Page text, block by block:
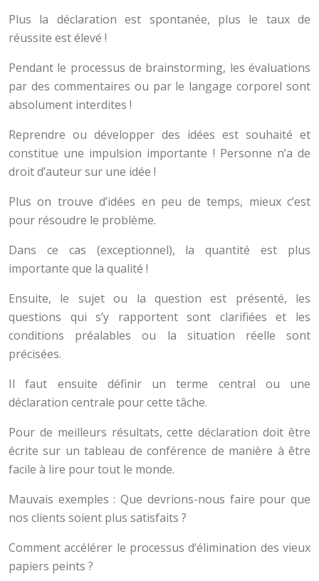
Plus la déclaration est spontanée, plus le taux de
réussite est élevé !
Pendant le processus de brainstorming, les évaluations
par des commentaires ou par le langage corporel sont
absolument interdites !
Reprendre ou développer des idées est souhaité et
constitue une impulsion importante ! Personne n’a de
droit d’auteur sur une idée !
Plus on trouve d’idées en peu de temps, mieux c’est
pour résoudre le problème.
Dans ce cas (exceptionnel), la quantité est plus
importante que la qualité !
Ensuite, le sujet ou la question est présenté, les
questions qui s’y rapportent sont clarifiées et les
conditions préalables ou la situation réelle sont
précisées.
Il faut ensuite définir un terme central ou une
déclaration centrale pour cette tâche.
Pour de meilleurs résultats, cette déclaration doit être
écrite sur un tableau de conférence de manière à être
facile à lire pour tout le monde.
Mauvais exemples : Que devrions-nous faire pour que
nos clients soient plus satisfaits ?
Comment accélérer le processus d’élimination des vieux
papiers peints ?